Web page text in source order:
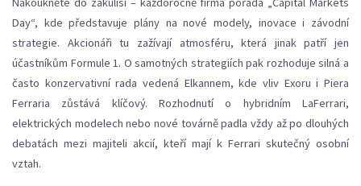
Day“, kde představuje plány na nové modely, inovace i závodní
strategie. Akcionáři tu zažívají atmosféru, která jinak patří jen
účastníkům Formule 1. O samotných strategiích pak rozhoduje silná a
často konzervativní rada vedená Elkannem, kde vliv Exoru i Piera
Ferraria zůstává klíčový. Rozhodnutí o hybridním LaFerrari,
elektrických modelech nebo nové továrně padla vždy až po dlouhých
debatách mezi majiteli akcií, kteří mají k Ferrari skutečný osobní
vztah.